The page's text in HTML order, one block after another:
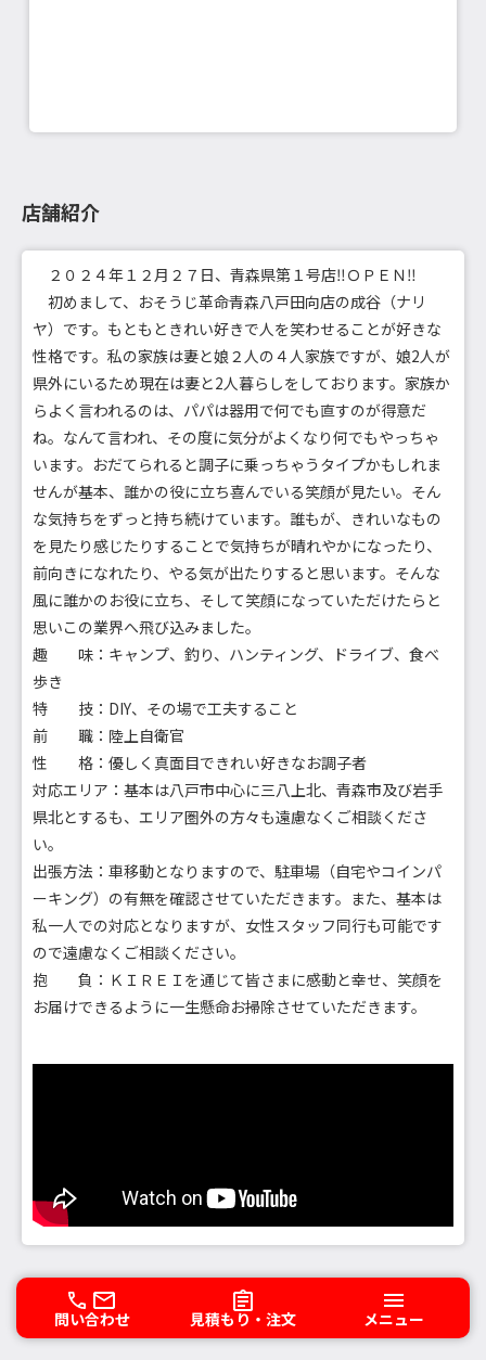
店舗紹介
２０２４年１２月２７日、青森県第１号店‼ＯＰＥＮ‼
初めまして、おそうじ革命青森八戸田向店の成谷（ナリ
ヤ）です。もともときれい好きで人を笑わせることが好きな
性格です。私の家族は妻と娘２人の４人家族ですが、娘2人が
県外にいるため現在は妻と2人暮らしをしております。家族か
らよく言われるのは、パパは器用で何でも直すのが得意だ
ね。なんて言われ、その度に気分がよくなり何でもやっちゃ
います。おだてられると調子に乗っちゃうタイプかもしれま
せんが基本、誰かの役に立ち喜んでいる笑顔が見たい。そん
な気持ちをずっと持ち続けています。誰もが、きれいなもの
を見たり感じたりすることで気持ちが晴れやかになったり、
前向きになれたり、やる気が出たりすると思います。そんな
風に誰かのお役に立ち、そして笑顔になっていただけたらと
思いこの業界へ飛び込みました。
趣 味：キャンプ、釣り、ハンティング、ドライブ、食べ
歩き
特 技：DIY、その場で工夫すること
前 職：陸上自衛官
性 格：優しく真面目できれい好きなお調子者
対応エリア：基本は八戸市中心に三八上北、青森市及び岩手
県北とするも、エリア圏外の方々も遠慮なくご相談くださ
い。
出張方法：車移動となりますので、駐車場（自宅やコインパ
ーキング）の有無を確認させていただきます。また、基本は
私一人での対応となりますが、女性スタッフ同行も可能です
ので遠慮なくご相談ください。
抱 負：ＫＩＲＥＩを通じて皆さまに感動と幸せ、笑顔を
お届けできるように一生懸命お掃除させていただきます。
問い合わせ 見積もり・注文 メニュー